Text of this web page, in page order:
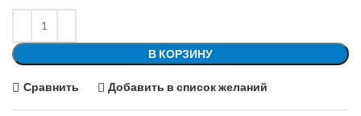
В КОРЗИНУ
Сравнить Добавить в список желаний